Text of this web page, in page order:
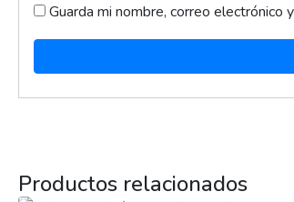
Guarda mi nombre, correo
Productos relacionados